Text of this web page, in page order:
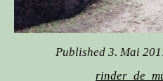
Published 3. Mai